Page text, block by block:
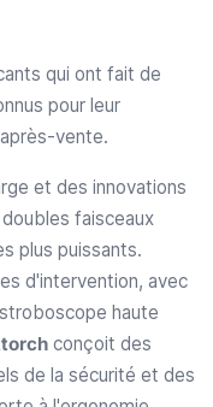
qui ont fait de
pour leur
vente.
et des innovations
faisceaux
plus puissants.
d'intervention, avec
haute
conçoit des
de la sécurité et des